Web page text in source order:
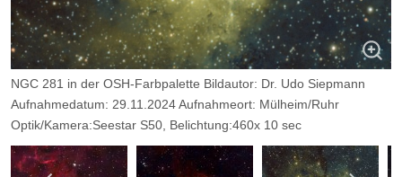
NGC 281 in der OSH-Farbpalette Bildautor: Dr. Udo Siepmann
Aufnahmedatum: 29.11.2024 Aufnahmeort: Mülheim/Ruhr
Optik/Kamera:Seestar S50, Belichtung:460x 10 sec